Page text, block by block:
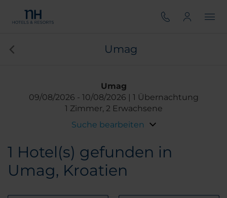
Umag
Umag
09/08/2026
10/08/2026
1 Übernachtung
1 Zimmer, 2 Erwachsene
Suche bearbeiten
1 Hotel(s) gefunden in
Umag, Kroatien